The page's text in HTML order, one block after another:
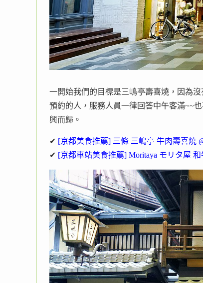
一開始我們的目標是三嶋亭壽喜燒，因為
預約的人，服務人員一律回答中午客滿~~
興而歸。
✔ [京都美食推薦] 三條 三嶋亭 牛肉壽喜燒
✔ [京都車站美食推薦] Moritaya モリタ屋